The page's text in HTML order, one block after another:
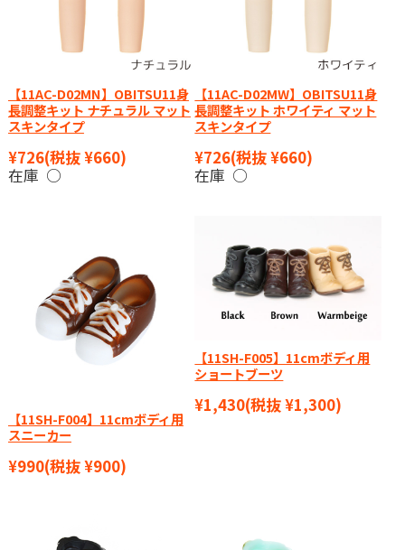
【11AC-D02MN】OBITSU11身
長調整キット ナチュラル マット
スキンタイプ
¥726(税抜 ¥660)
在庫 ○
【11AC-D02MW】OBITSU11身
長調整キット ホワイティ マット
スキンタイプ
¥726(税抜 ¥660)
在庫 ○
【11SH-F004】11cmボディ用
スニーカー
¥990(税抜 ¥900)
【11SH-F005】11cmボディ用
ショートブーツ
¥1,430(税抜 ¥1,300)